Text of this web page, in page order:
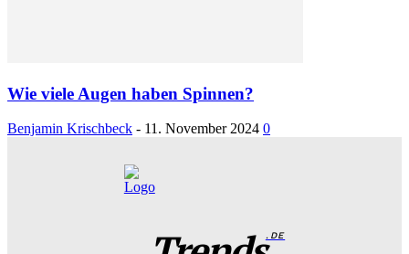
Wie viele Augen haben Spinnen?
Benjamin Krischbeck - 11. November 2024 0
.DE